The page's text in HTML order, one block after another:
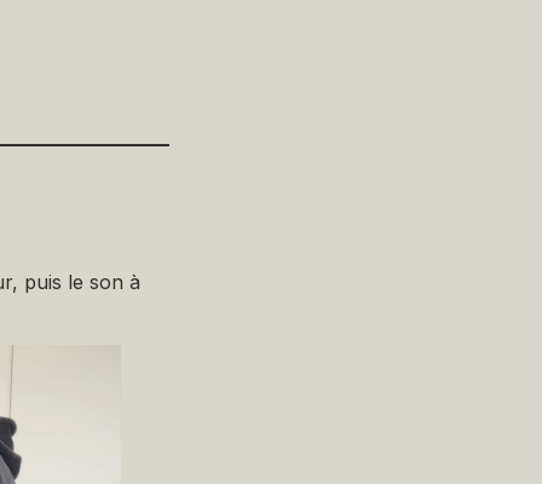
puis le son à